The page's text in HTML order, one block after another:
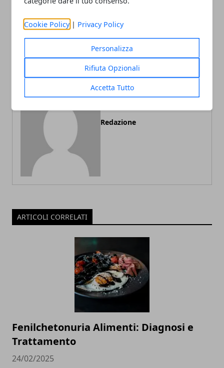
Cookie Policy | Privacy Policy
Personalizza
Rifiuta Opzionali
Accetta Tutto
Crema anticellulite e oli
anticellulite fai-da-te
contro ritenzione idrica e
cellulite
Il test per la celiachia e l'
farmacia. Utile per i celiaci
Redazione
ARTICOLI CORRELATI
Fenilchetonuria Alimenti: Diagnosi e
Trattamento
24/02/2025